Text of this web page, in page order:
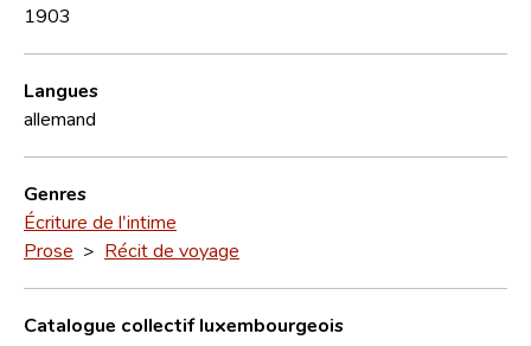
1903
Langues
allemand
Genres
Écriture de l'intime
Prose > Récit de voyage
Catalogue collectif luxembourgeois